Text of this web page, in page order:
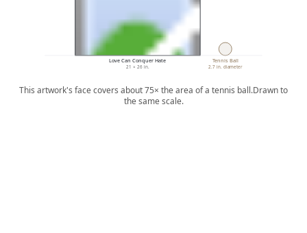
Love Can Conquer Hate
21 × 26 in.
Tennis Ball
2.7 in. diameter
This artwork's face covers about 75× the area of a tennis ball.Drawn to
the same scale.